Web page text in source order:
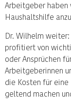
Arbeitgeber haben
Haushaltshilfe
Dr. Wilhelm
profitiert von
oder Ansprüchen
Arbeitgeberinnen
die Kosten für
geltend machen